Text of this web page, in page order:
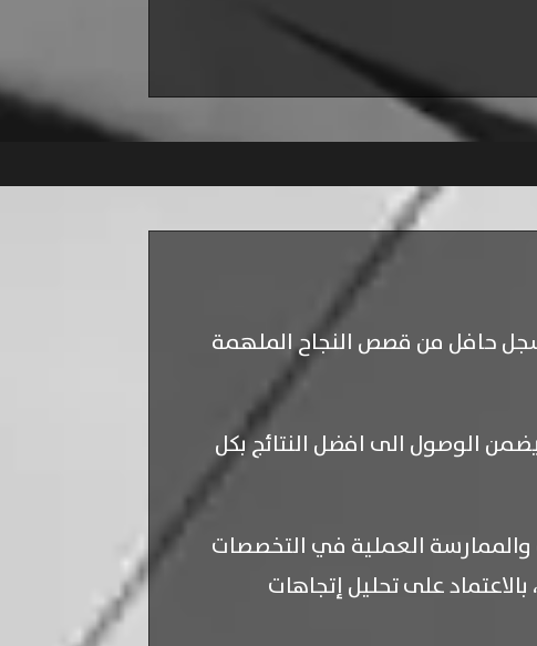
حافل من قصص النجاح الملهمة
الوصول الى افضل النتائج بكل
والممارسة العملية في التخصصات
على تحليل إتجاهات